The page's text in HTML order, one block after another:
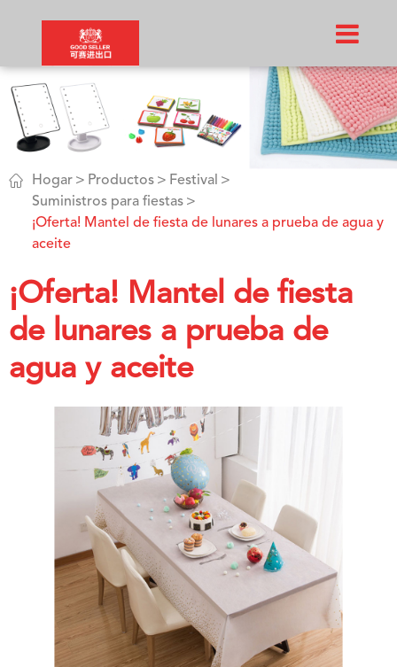
 Hogar Productos
Festival
Suministros para fiestas
¡Oferta! Mantel de fiesta de lunares a prueba de agua y
aceite
¡Oferta! Mantel de fiesta
de lunares a prueba de
agua y aceite